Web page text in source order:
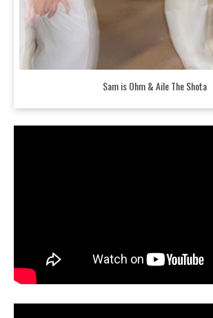
Sam is Ohm & Aile The Shota